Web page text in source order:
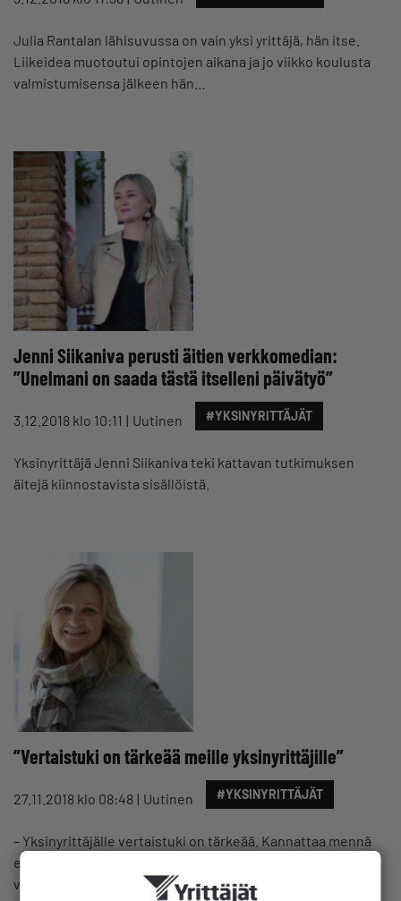
Julia Rantalan lähisuvussa on vain yksi yrittäjä, hän itse.
Liikeidea muotoutui opintojen aikana ja jo viikko koulusta
valmistumisensa jälkeen hän…
Jenni Siikaniva perusti äitien verkkomedian:
”Unelmani on saada tästä itselleni päivätyö”
3.12.2018 klo 10:11 Uutinen #YKSINYRITTÄJÄT
Yksinyrittäjä Jenni Siikaniva teki kattavan tutkimuksen
äitejä kiinnostavista sisällöistä.
”Vertaistuki on tärkeää meille yksinyrittäjille”
27.11.2018 klo 08:48 Uutinen #YKSINYRITTÄJÄT
– Yksinyrittäjälle vertaistuki on tärkeää. Kannattaa mennä
esimerkiksi Yrittäjien järjestämiin tilaisuuksiin ja
verkostoihin, ettei jää kotiin käpertymään, kannustaa